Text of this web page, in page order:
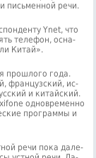
пись­мен­ной ре­чи.
Ynet, что
те­ле­фон, осна­
Ки­тай».
про­шло­го го­да.
фран­цуз­ский, ис­
и ки­тай­ский.
од­новре­мен­но
про­грам­мы и
ре­чи по­ка да­ле­